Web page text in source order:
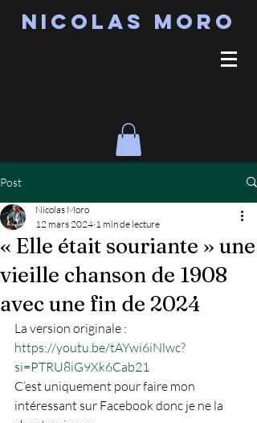
Nicolas MORO
Post
« Elle était souriante » une
vieille chanson de 1908
avec une fin de 2024
Nicolas Moro
12 mars 2024 1 min de lecture
La version originale :
https://youtu.be/tAYwi6iNlwc?
si=PTRU8iG9Xk6Cab21
C’est uniquement pour faire mon
intéressant sur Facebook donc je ne la